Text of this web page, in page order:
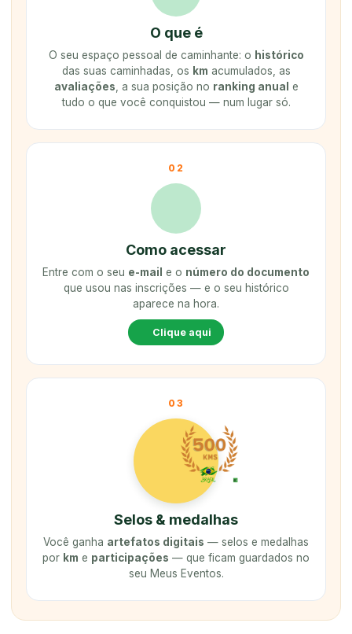
O que é
O seu espaço pessoal de caminhante: o histórico
das suas caminhadas, os km acumulados, as
avaliações , a sua posição no ranking anual e
tudo o que você conquistou — num lugar só.
02
Como acessar
Entre com o seu e-mail e o número do documento
que usou nas inscrições — e o seu histórico
aparece na hora.
Clique aqui
03
Selos & medalhas
Você ganha artefatos digitais — selos e medalhas
por km e participações — que ficam guardados no
seu Meus Eventos.